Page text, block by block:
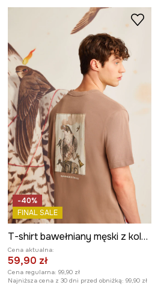
-40%
FINAL SALE
T-shirt bawełniany męski z kolekcji El Gato Chimney x Medicine kolor beżowy
Cena aktualna:
59,90 zł
Cena regularna: 99,90 zł
Najniższa cena z 30 dni przed obniżką: 99,90 zł